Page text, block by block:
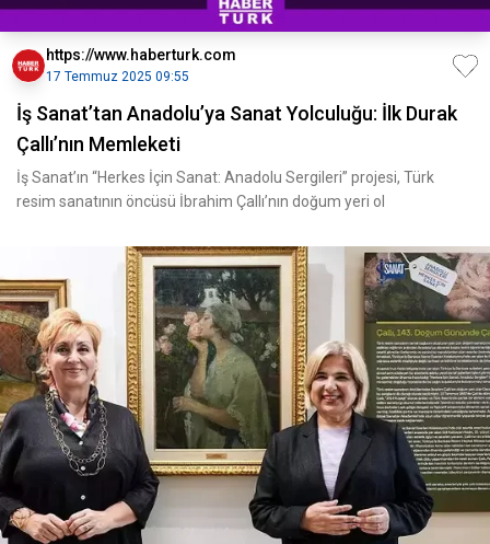
https://www.haberturk.com
17 Temmuz 2025 09:55
İş Sanat’tan Anadolu’ya Sanat Yolculuğu: İlk Durak
Çallı’nın Memleketi
İş Sanat’ın “Herkes İçin Sanat: Anadolu Sergileri” projesi, Türk
resim sanatının öncüsü İbrahim Çallı’nın doğum yeri ol